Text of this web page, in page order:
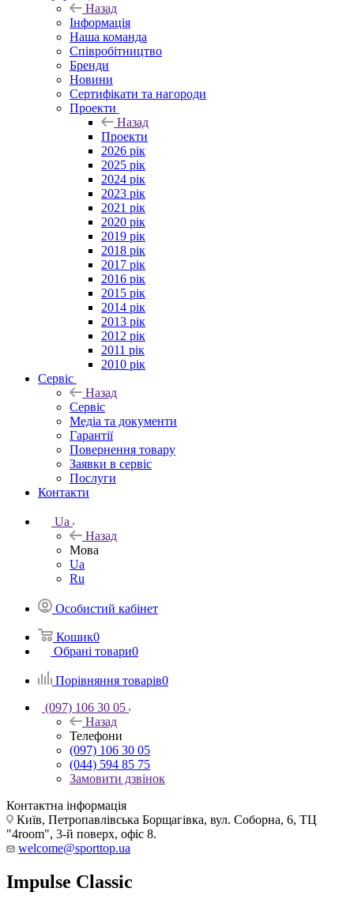
Назад
Інформація
Наша команда
Співробітництво
Бренди
Новини
Сертифікати та нагороди
Проекти
Назад
Проекти
2026 рік
2025 рік
2024 рік
2023 рік
2021 рік
2020 рік
2019 рік
2018 рік
2017 рік
2016 рік
2015 рік
2014 рік
2013 рік
2012 рік
2011 рік
2010 рік
Сервіс
Назад
Сервіс
Медіа та документи
Гарантії
Повернення товару
Заявки в сервіс
Послуги
Контакти
Ua
Назад
Мова
Ua
Ru
Особистий кабінет
Кошик0
Обрані товари0
Порівняння товарів0
(097) 106 30 05
Назад
Телефони
(097) 106 30 05
(044) 594 85 75
Замовити дзвінок
Контактна інформація
Київ, Петропавлівська Борщагівка, вул. Соборна, 6, ТЦ
"4room", 3-й поверх, офіс 8.
welcome@sporttop.ua
Impulse Classic